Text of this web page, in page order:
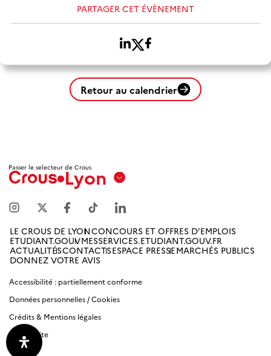
PARTAGER CET ÉVÈNEMENT
Retour au calendrier
Passer le selecteur de Crous
Lyon
Marseille
Amiens
Picardie
Antilles
Guyane
Bordeaux-
Aquitaine
LE CROUS DE LYONCONCOURS ET OFFRES D’EMPLOIS
ETUDIANT.GOUVMESSERVICES.ETUDIANT.GOUV.FR
ACTUALITÉSCONTACTSESPACE PRESSEMARCHÉS PUBLICS
DONNEZ VOTRE AVIS
Accessibilité : partiellement conforme
Données personnelles / Cookies
Crédits & Mentions légales
Plan du site